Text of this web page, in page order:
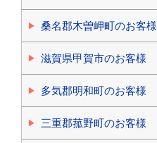
桑名郡木曽岬町のお客様
滋賀県甲賀市のお客様
多気郡明和町のお客様
三重郡菰野町のお客様